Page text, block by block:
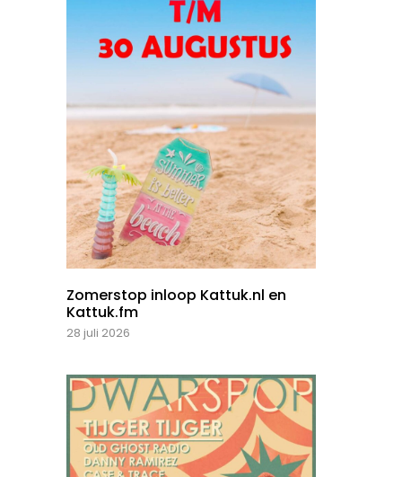
Zomerstop inloop Kattuk.nl en
Kattuk.fm
28 juli 2026